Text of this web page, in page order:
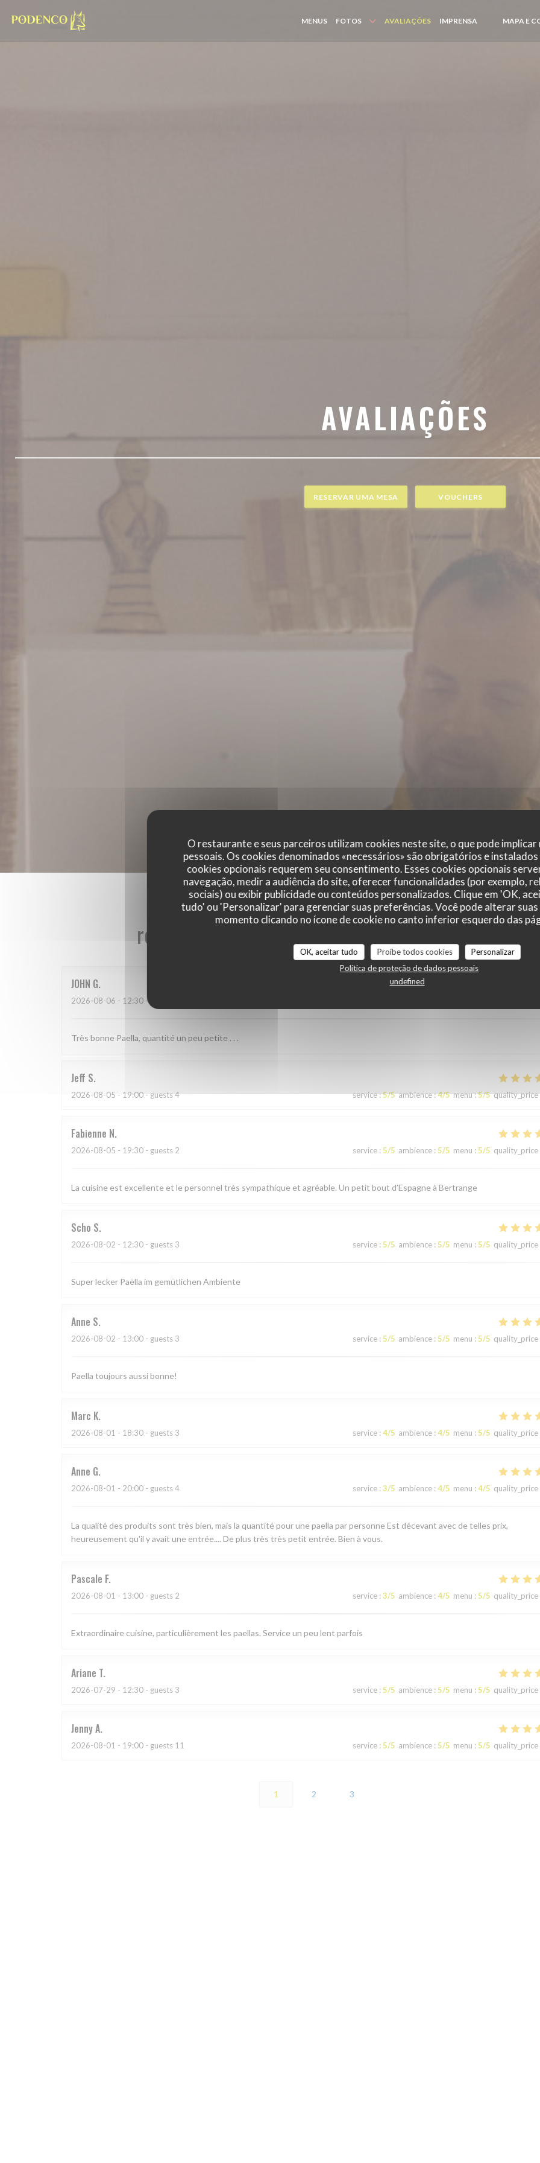
O restaurante e seus parceiros utilizam cookies neste site, o que pode implicar
pessoais. Os cookies denominados «necessários» são obrigatórios e
cookies opcionais requerem seu consentimento. Esses cookies opcionais
navegação, medir a audiência do site, oferecer funcionalidades (por exemplo,
sociais) ou exibir publicidade ou conteúdos personalizados. Clique em 'OK,
tudo' ou 'Personalizar' para gerenciar suas preferências. Você pode alterar
momento clicando no ícone de cookie no canto inferior esquerdo das
OK, aceitar tudo Proíbe todos cookies
Personalizar
Política de proteção de dados pessoais
undefined
MENUS FOTOS AVALIAÇÕES IMPRENSA ((ABRE NUMA
((ABRE
MAPA E
AVALIAÇÕES
RESERVAR UMA MESA VOUCHERS
reviews_from_our_clients_following_booking
JOHN G
2026-08-06 - 12:30 - guests 3
Très bonne Paella, quantité un peu petite . . .
Jeff S
2026-08-05 - 19:00 - guests 4 service:5/5 ambience:4/5 menu:5/5 quality_price
Fabienne N
2026-08-05 - 19:30 - guests 2 service : 5/5 ambience : 5/5 menu : 5/5 quality_price
La cuisine est excellente et le personnel très sympathique et agréable. Un petit bout d’Espagne à Bertrange
Scho S
2026-08-02 - 12:30 - guests 3 service : 5/5 ambience : 5/5 menu : 5/5 quality_price
Super lecker Paëlla im gemütlichen Ambiente
Anne S
2026-08-02 - 13:00 - guests 3 service : 5/5 ambience : 5/5 menu : 5/5 quality_price
Paella toujours aussi bonne!
Marc K
2026-08-01 - 18:30 - guests 3 service : 4/5 ambience : 4/5 menu : 5/5 quality_price
Anne G
2026-08-01 - 20:00 - guests 4 service : 3/5 ambience : 4/5 menu : 4/5 quality_price
La qualité des produits sont très bien, mais la quantité pour une paella par personne Est décevant avec de telles prix,
heureusement qu'il y avait une entrée.... De plus très très petit entrée. Bien à vous.
Pascale F
2026-08-01 - 13:00 - guests 2 service : 3/5 ambience : 4/5 menu : 5/5 quality_price
Extraordinaire cuisine, particulièrement les paellas. Service un peu lent parfois
Ariane T
2026-07-29 - 12:30 - guests 3 service : 5/5 ambience : 5/5 menu : 5/5 quality_price
JennyA
2026-08-01 - 19:00 - guests 11 service : 5/5 ambience : 5/5 menu : 5/5 quality_price
1 2 3